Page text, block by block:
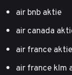
air bnb aktie
air canada
air france aktie
air france klm